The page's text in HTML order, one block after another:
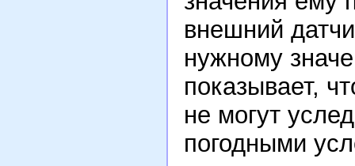
внешний
нужному
показывает,
не могут
погодными